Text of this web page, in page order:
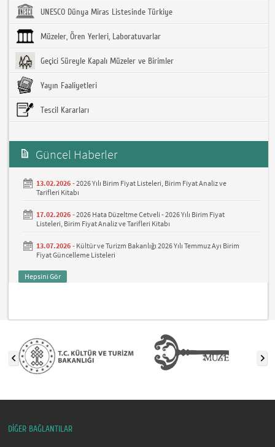
UNESCO Dünya Miras Listesinde Türkiye
Müzeler, Ören Yerleri, Laboratuvarlar
Geçici Süreyle Kapalı Müzeler ve Birimler
Yayın Faaliyetleri
Tescil Kararları
Güncel Haberler
13.02.2026 -2026 Yılı Birim Fiyat Listeleri, Birim Fiyat Analiz ve
Tarifleri Kitabı
17.02.2026 -2026 Hata Düzeltme Cetveli - 2026 Yılı Birim Fiyat
Listeleri, Birim Fiyat Analiz ve Tarifleri Kitabı
13.07.2026 - Kültür ve Turizm Bakanlığı 2026 Yılı Temmuz Ayı Birim
Fiyat Güncelleme Listeleri
Hepsini Gör
DİĞER BAĞLANTILAR